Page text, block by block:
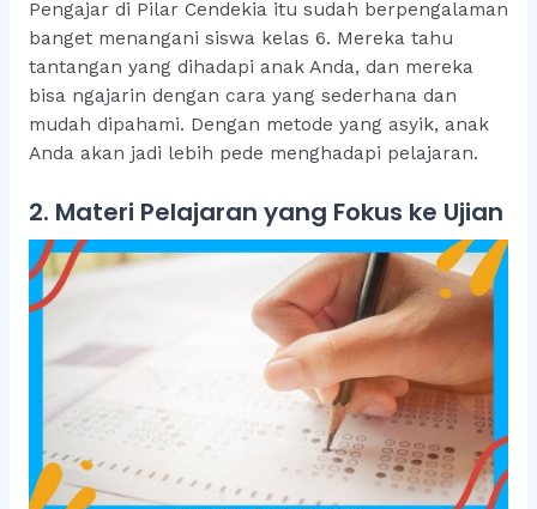
Pengajar di Pilar Cendekia itu sudah berpengalaman
banget menangani siswa kelas 6. Mereka tahu
tantangan yang dihadapi anak Anda, dan mereka
bisa ngajarin dengan cara yang sederhana dan
mudah dipahami. Dengan metode yang asyik, anak
Anda akan jadi lebih pede menghadapi pelajaran.
2. Materi Pelajaran yang Fokus ke Ujian